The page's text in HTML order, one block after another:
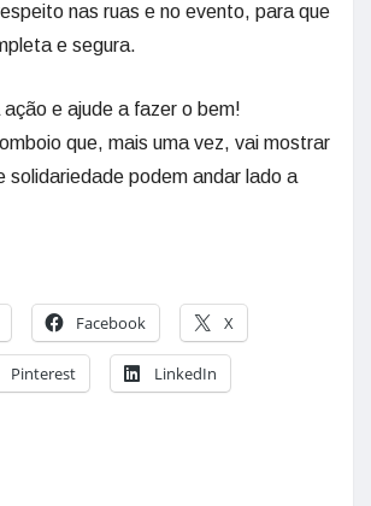
nas ruas e no evento, para que
e segura.
e ajude a fazer o bem!
que, mais uma vez, vai mostrar
solidariedade podem andar lado a
Facebook X
Pinterest LinkedIn